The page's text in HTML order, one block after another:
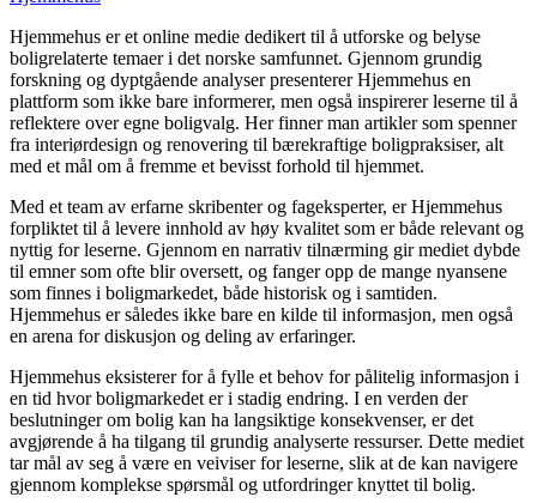
Hjemmehus er et online medie dedikert til å utforske og belyse
boligrelaterte temaer i det norske samfunnet. Gjennom grundig
forskning og dyptgående analyser presenterer Hjemmehus en
plattform som ikke bare informerer, men også inspirerer leserne til å
reflektere over egne boligvalg. Her finner man artikler som spenner
fra interiørdesign og renovering til bærekraftige boligpraksiser, alt
med et mål om å fremme et bevisst forhold til hjemmet.
Med et team av erfarne skribenter og fageksperter, er Hjemmehus
forpliktet til å levere innhold av høy kvalitet som er både relevant og
nyttig for leserne. Gjennom en narrativ tilnærming gir mediet dybde
til emner som ofte blir oversett, og fanger opp de mange nyansene
som finnes i boligmarkedet, både historisk og i samtiden.
Hjemmehus er således ikke bare en kilde til informasjon, men også
en arena for diskusjon og deling av erfaringer.
Hjemmehus eksisterer for å fylle et behov for pålitelig informasjon i
en tid hvor boligmarkedet er i stadig endring. I en verden der
beslutninger om bolig kan ha langsiktige konsekvenser, er det
avgjørende å ha tilgang til grundig analyserte ressurser. Dette mediet
tar mål av seg å være en veiviser for leserne, slik at de kan navigere
gjennom komplekse spørsmål og utfordringer knyttet til bolig.